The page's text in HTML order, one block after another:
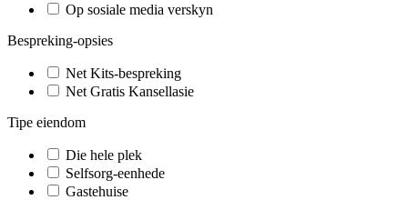
Op sosiale media verskyn
Bespreking-opsies
Net Kits-bespreking
Net Gratis Kansellasie
Tipe eiendom
Die hele plek
Selfsorg-eenhede
Gastehuise